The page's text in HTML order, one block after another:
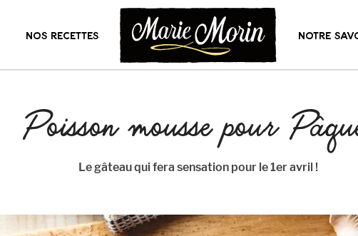
NOS RECETTES NOTRE
Poisson mousse pour
Le gâteau qui fera sensation pour le 1er avril !